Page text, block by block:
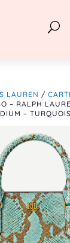
LAUREN /
– RALPH
–